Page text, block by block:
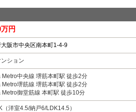
円
阪市中央区南本町1-4-9
ション
Metro中央線 堺筋本町駅 徒歩2分
Metro堺筋線 堺筋本町駅 徒歩2分
Metro御堂筋線 本町駅 徒歩10分
（洋室4.5/納戸6/LDK14.5）